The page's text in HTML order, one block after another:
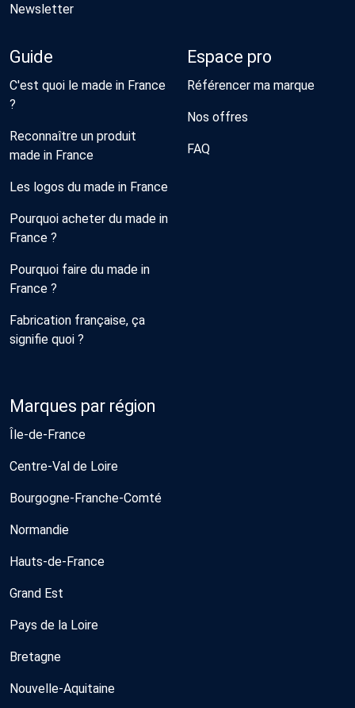
Newsletter
Guide
C'est quoi le made in France
?
Reconnaître un produit
made in France
Les logos du made in France
Pourquoi acheter du made in
France ?
Pourquoi faire du made in
France ?
Fabrication française, ça
signifie quoi ?
Espace pro
Référencer ma marque
Nos offres
FAQ
Marques par région
Île-de-France
Centre-Val de Loire
Bourgogne-Franche-Comté
Normandie
Hauts-de-France
Grand Est
Pays de la Loire
Bretagne
Nouvelle-Aquitaine